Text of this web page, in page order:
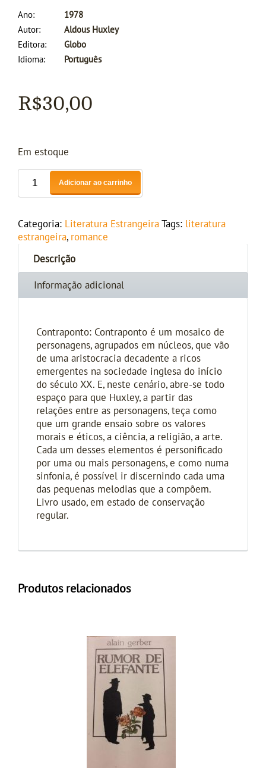
Ano
1978
Autor
Aldous Huxley
Editora
Globo
Idioma
Português
R$30,00
Em estoque
Adicionar ao carrinho
Categoria: Literatura Estrangeira Tags: literatura
estrangeira, romance
Descrição
Informação adicional
Contraponto: Contraponto é um mosaico de
personagens, agrupados em núcleos, que vão
de uma aristocracia decadente a ricos
emergentes na sociedade inglesa do início
do século XX. E, neste cenário, abre-se todo
espaço para que Huxley, a partir das
relações entre as personagens, teça como
que um grande ensaio sobre os valores
morais e éticos, a ciência, a religião, a arte.
Cada um desses elementos é personificado
por uma ou mais personagens, e como numa
sinfonia, é possível ir discernindo cada uma
das pequenas melodias que a compõem.
Livro usado, em estado de conservação
regular.
Produtos relacionados